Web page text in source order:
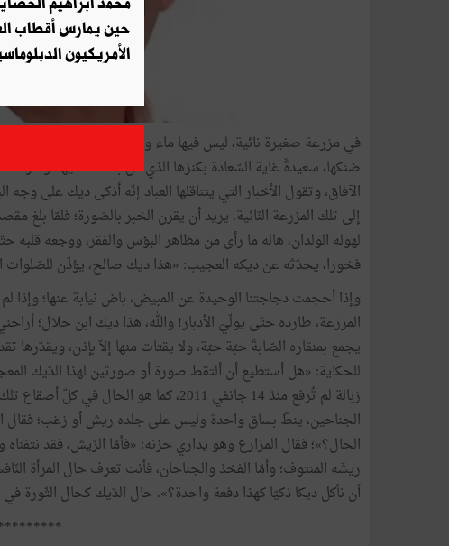
في مزرعة صغيرة نائية، ليس فيها ماء ولا
ضنكها، سعيدةً غاية السّعادة بكنزها الذيمنّبهاللهعليها؛وكنز
الآفاق، وتقول الأخبارالتي يتناقلها العباد إنّهأذكىديك على وجه
إلى تلك المزرعة النّائية، يريدأن يقرن الخبربالصّورة؛ فلمّا بلغ
لهوله الولدان، هاله ما رأى من مظاهرالبؤس والفقر، ووجعه قلبه
فخورا، يحدّثه عنديكه العجيب:
«هذاديك صالح، يؤذّن للصّلوات
وإذاأحجمتدجاجتنا الوحيدة عن المبيض، باض نيابة عنها؛ وإذا لم
المزرعة، طارده حتّى يولّيَ الأدبار! والله، هذاديك ابن حلال؛
يجمع بمنقاره الصّابةَ حبّة حبّة، ولا يقتات منها إلاّبإذن، ويقدّرها
للحكاية:
«هلأستطيعأنألتقط صورة أو صورتين لهذا الدّيك
زبالة لم تُرفع منذ 14 جانفي 2011، كما هو الحال فيكلّأصقاع تلك
الجناحين، ينطّ بساق واحدة وليس على جلده ريشأو زغب؛ فقال
الحال؟»؛ فقال المزارع وهو يداري حزنه:
«فأمّا الرّيش، فقد نتفناه
ريشَه المنتوف؛ وأمّا الفخذ والجناحان، فأنت تعرف حال المرأة
أن نأكلديكاذكيّاكهذادفعة واحدة؟»
. حال الدّيككحال الثّورة في
محمد ابراهيم
حين يمارس أقطاب
الأمريكيون